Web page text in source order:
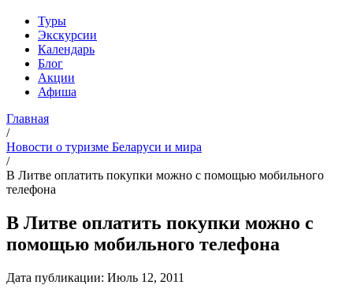
Туры
Экскурсии
Календарь
Блог
Акции
Афиша
Главная
/
Новости о туризме Беларуси и мира
/
В Литве оплатить покупки можно с помощью мобильного
телефона
В Литве оплатить покупки можно с
помощью мобильного телефона
Дата публикации: Июль 12, 2011